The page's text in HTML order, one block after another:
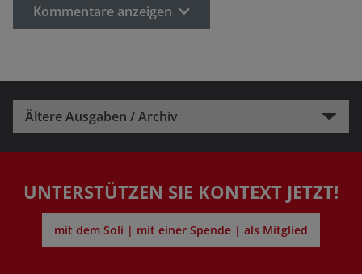
Kommentare anzeigen
Ältere Ausgaben / Archiv
UNTERSTÜTZEN SIE KONTEXT JETZT!
mit dem Soli | mit einer Spende | als Mitglied